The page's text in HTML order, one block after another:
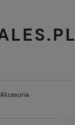
Akcesoria